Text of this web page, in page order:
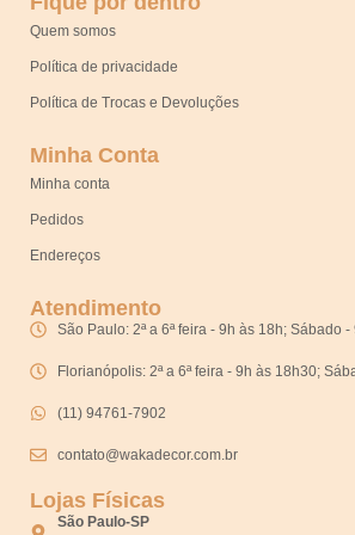
Quem somos
Política de privacidade
Política de Trocas e Devoluções
Minha Conta
Minha conta
Pedidos
Endereços
Atendimento
São Paulo: 2ª a 6ª feira - 9h às 18h; Sábado -
Florianópolis: 2ª a 6ª feira - 9h às 18h30;
(11) 94761-7902
contato@wakadecor.com.br
Lojas Físicas
São Paulo-SP